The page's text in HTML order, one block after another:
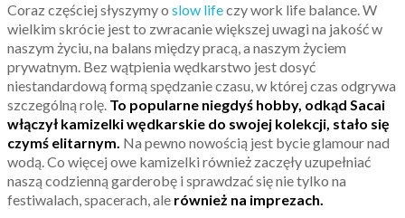
Coraz częściej słyszymy o slow lifeczy work life balance. W
wielkim skrócie jest to zwracanie większej uwagi na jakość w
naszym życiu, na balans między pracą, a naszym życiem
prywatnym. Bez wątpienia wędkarstwo jest dosyć
niestandardową formą spędzanie czasu, w której czas odgrywa
szczególną rolę. To popularne niegdyś hobby, odkąd Sacai
włączył kamizelki wędkarskie do swojej kolekcji, stało się
czymś elitarnym. Na pewno nowością jest bycie glamour nad
wodą. Co więcej owe kamizelki również zaczęły uzupełniać
naszą codzienną garderobę i sprawdzać się nie tylko na
festiwalach, spacerach, ale również na imprezach.